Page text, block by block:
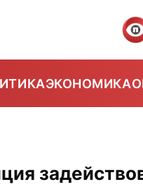
ЭКОНОМИКА